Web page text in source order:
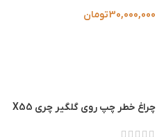
30,000,000تومان
چراغ خطر چپ روی گلگیر چری X55